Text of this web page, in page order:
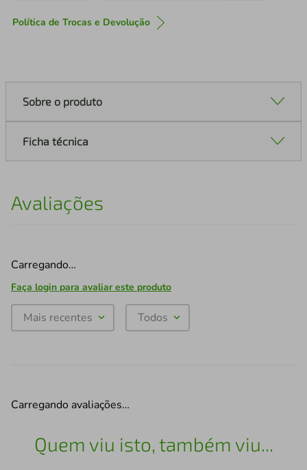
Política de Trocas e Devolução
Sobre o produto
Ficha técnica
Avaliações
Carregando…
Faça login para avaliar este produto
Mais recentes Todos
Carregando avaliações…
Quem viu isto, também viu...